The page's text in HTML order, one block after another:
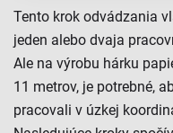
Tento krok odvádzania
jeden alebo dvaja
Ale na výrobu hárku
11 metrov, je potrebné,
pracovali v úzkej